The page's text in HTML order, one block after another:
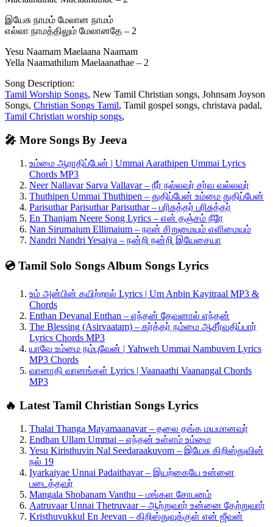
இயேசு நாமம் மேலான நாமம்
எல்லா நாமத்திலும் மேலானதே – 2
Yesu Naamam Maelaana Naamam
Yella Naamathilum Maelaanathae – 2
Song Description:
Tamil Worship Songs, New Tamil Christian songs, Johnsam Joyson
Songs, Christian Songs Tamil, Tamil gospel songs, christava padal,
Tamil Christian worship songs,
🎤 More Songs By Jeeva
உம்மை ஆராதிப்பேன் | Ummai Aarathipen Ummai Lyrics
Chords MP3
Neer Nallavar Sarva Vallavar – நீர் நல்லவர் சர்வ வல்லவர்
Thuthipen Ummai Thuthipen – துதிப்பேன் உம்மை துதிப்பேன்
Parisuthar Parisuthar Parisuthar – பரிசுத்தர் பரிசுத்தர்
En Thanjam Neere Song Lyrics – என் தஞ்சம் நீரே
Nan Sirumaium Ellimaium – நான் சிறுமையும் எளிமையும்
Nandri Nandri Yesaiya – நன்றி நன்றி இயேசையா
💿 Tamil Solo Songs Album Songs Lyrics
உம் அன்பின் கயிற்றால் Lyrics | Um Anbin Kayitraal MP3 &
Chords
Enthan Devanal Enthan – எந்தன் தேவனால் எந்தன்
The Blessing (Asirvaatam) – கர்த்தர் நம்மை ஆசீர்வதிப்பார்
Lyrics Chords MP3
யாவே உம்மை நம்புவேன் | Yahweh Ummai Nambuven Lyrics
MP3 Chords
வானாதி வானங்கள் Lyrics | Vaanaathi Vaanangal Chords
MP3
🔥 Latest Tamil Christian Songs Lyrics
Thalai Thanga Mayamaanavar – தலை தங்க மயமானவர்
Endhan Ullam Ummai – எந்தன் உள்ளம் உம்மை
Yesu Kiristhuvin Nal Seedaraakuvom – இயேசு கிறிஸ்துவின்
நல் 19
Iyarkaiyae Unnai Padaithavar – இயற்கையே உன்னை
படைத்தவர்
Mangala Shobanam Vanthu – மங்கள சோபனம்
Aatruvaar Unnai Thetruvaar – ஆற்றுவார் உன்னை தேற்றுவார்
Kristhuvukkul En Jeevan – கிறிஸ்துவுக்குள் என் ஜீவன்